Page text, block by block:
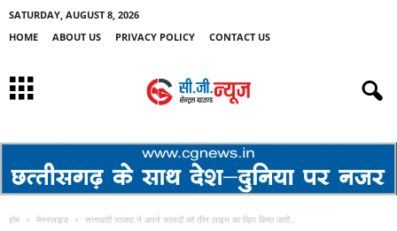
SATURDAY, AUGUST 8, 2026
HOME
ABOUT US PRIVACY POLICY CONTACT US
होम मेनस्लाइड सत्ताधारी भाजपा ने अपने सांसदों को तीन लाइन का व्हिप किया जारी..